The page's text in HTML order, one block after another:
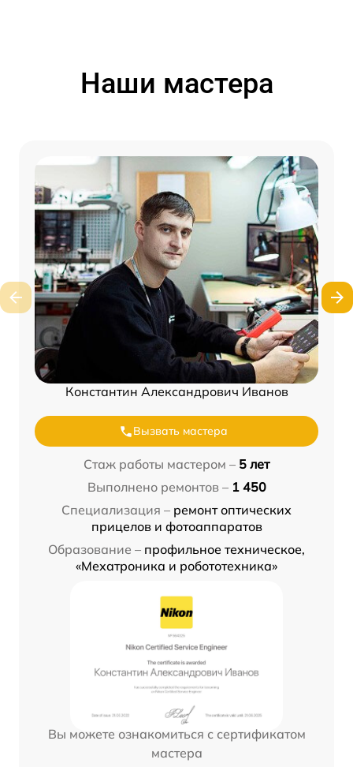
Наши мастера
Константин Александрович Иванов
Вызвать мастера
Стаж работы мастером – 5 лет
Выполнено ремонтов – 1 450
Специализация – ремонт оптических
прицелов и фотоаппаратов
Образование – профильное техническое,
«Мехатроника и робототехника»
Вы можете ознакомиться с сертификатом
мастера